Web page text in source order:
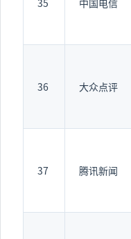
35 中国电信
36 大众点评
37 腾讯新闻